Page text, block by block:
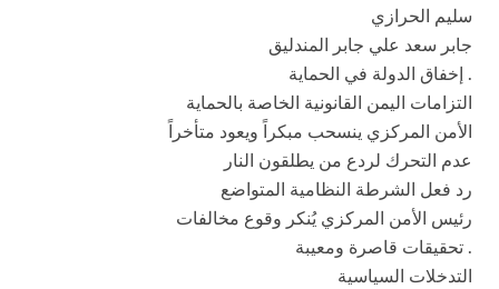
سليم الحرازي
جابر سعد علي جابر المندليق
. إخفاق الدولة في الحماية
التزامات اليمن القانونية الخاصة بالحماية
الأمن المركزي ينسحب مبكراً ويعود متأخراً
عدم التحرك لردع من يطلقون النار
رد فعل الشرطة النظامية المتواضع
رئيس الأمن المركزي يُنكر وقوع مخالفات
. تحقيقات قاصرة ومعيبة
التدخلات السياسية